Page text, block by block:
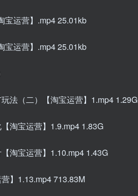
宝运营】.mp4 25.01kb
宝运营】.mp4 25.01kb
法（二）【淘宝运营】1.mp4 1.29G
淘宝运营】1.9.mp4 1.83G
淘宝运营】1.10.mp4 1.43G
】1.13.mp4 713.83M